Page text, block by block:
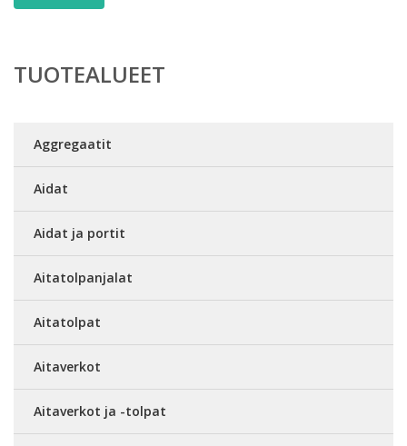
TUOTEALUEET
Aggregaatit
Aidat
Aidat ja portit
Aitatolpanjalat
Aitatolpat
Aitaverkot
Aitaverkot ja -tolpat